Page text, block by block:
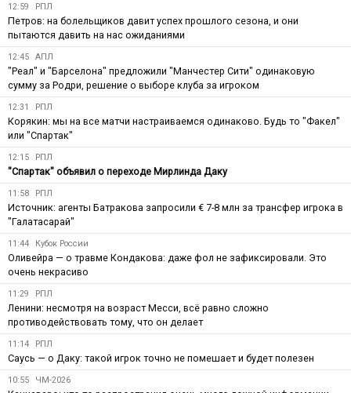
12:59 РПЛ
Петров: на болельщиков давит успех прошлого сезона, и они
пытаются давить на нас ожиданиями
12:45 АПЛ
"Реал" и "Барселона" предложили "Манчестер Сити" одинаковую
сумму за Родри, решение о выборе клуба за игроком
12:31 РПЛ
Корякин: мы на все матчи настраиваемся одинаково. Будь то "Факел"
или "Спартак"
12:15 РПЛ
"Спартак" объявил о переходе Мирлинда Даку
11:58 РПЛ
Источник: агенты Батракова запросили € 7-8 млн за трансфер игрока в
"Галатасарай"
11:44 Кубок России
Оливейра — о травме Кондакова: даже фол не зафиксировали. Это
очень некрасиво
11:29 РПЛ
Ленини: несмотря на возраст Месси, всё равно сложно
противодействовать тому, что он делает
11:14 РПЛ
Саусь — о Даку: такой игрок точно не помешает и будет полезен
10:55 ЧМ-2026